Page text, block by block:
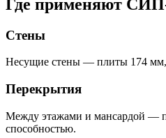
Где применяют
Стены
Несущие стены — плиты 174
Перекрытия
Между этажами и мансардой —
способностью.